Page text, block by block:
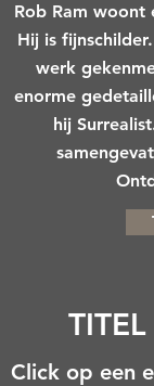
Rob Ram woont
Hij is
werk
enorme
hij
Click op een